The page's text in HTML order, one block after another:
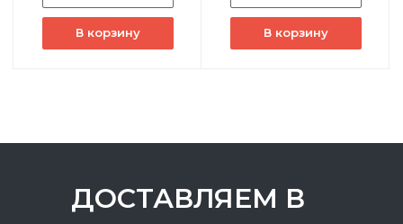
В корзину В корзину
ДОСТАВЛЯЕМ В